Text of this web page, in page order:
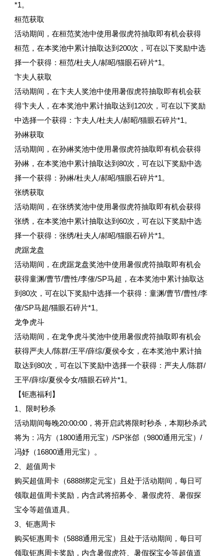
*1。
桓范获取
活动期间，在桓范奖池中使用暑假虎符抽取即有机会获得
桓范，在本奖池中累计抽取达到200次，可在以下奖励中选
择一个获得：桓范/杜夫人/郝昭/猫眼石碎片*1。
卞夫人获取
活动期间，在卞夫人奖池中使用暑假虎符抽取即有机会获
得卞夫人，在本奖池中累计抽取达到120次，可在以下奖励
中选择一个获得：卞夫人/杜夫人/郝昭/猫眼石碎片*1。
孙綝获取
活动期间，在孙綝奖池中使用暑假虎符抽取即有机会获得
孙綝，在本奖池中累计抽取达到80次，可在以下奖励中选
择一个获得：孙綝/杜夫人/郝昭/猫眼石碎片*1。
张绣获取
活动期间，在张绣奖池中使用暑假虎符抽取即有机会获得
张绣，在本奖池中累计抽取达到60次，可在以下奖励中选
择一个获得：张绣/杜夫人/郝昭/猫眼石碎片*1。
虎踞龙盘
活动期间，在虎踞龙盘奖池中使用暑假虎符抽取即有机会
获得童渊/曹节/曹性/李傕/SP马超，在本奖池中累计抽取达
到80次，可在以下奖励中选择一个获得：童渊/曹节/曹性/李
傕/SP马超/猫眼石碎片*1。
龙争虎斗
活动期间，在龙争虎斗奖池中使用暑假虎符抽取即有机会
获得严夫人/陈群/王平/薛综/夏侯令女，在本奖池中累计抽
取达到80次，可在以下奖励中选择一个获得：严夫人/陈群/
王平/薛综/夏侯令女/猫眼石碎片*1。
【钜惠福利】
1、限时秒杀
活动期间每晚20:00:00，将开启武将限时秒杀，本期秒杀武
将为：冯方（1800通用元宝）/SP张郃（9800通用元宝）/
冯妤（16800通用元宝）。
2、超值周卡
购买超值周卡（6888绑定元宝）且处于活动期间，每日可
领取超值周卡奖励，内含武将招募令、暑假虎符、暑假探
宝令等超值道具。
3、钜惠周卡
购买钜惠周卡（5888通用元宝）且处于活动期间，每日可
领取钜惠周卡奖励，内含暑假虎符、暑假探宝令等超值道